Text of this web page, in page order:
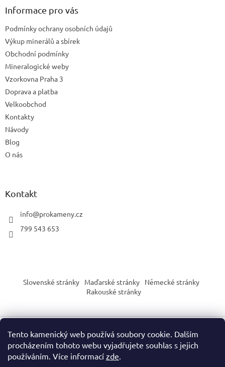
Tento kamenický web používá soubory cookie. Dalším
procházením tohoto webu vyjadřujete souhlas s jejich
používáním. Více informací zde.
Informace pro vás
Podmínky ochrany osobních údajů
Výkup minerálů a sbírek
Obchodní podmínky
Mineralogické weby
Vzorkovna Praha 3
Doprava a platba
Velkoobchod
Kontakty
Návody
Blog
O nás
Kontakt
info@prokameny.cz
799 543 653
Slovenské stránky Maďarské stránky
Německé stránky
Rakouské stránky
Vytvořil Shoptet